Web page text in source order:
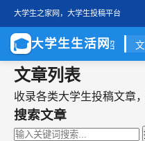
大学生之家网，大学生投稿平台
🎓 大学生生活网
首页 服务介绍
文章列表
收录各类大学生投稿文章
搜索文章